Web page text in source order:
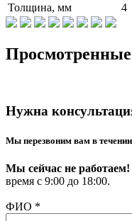
Толщина, мм
4
Нужна
Мы перезвоним вам в
Мы сейчас не работаем!
время с 9:00 до 18:00.
ФИО *